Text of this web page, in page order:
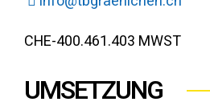
CHE-400.461.403 MWST
UMSETZUNG